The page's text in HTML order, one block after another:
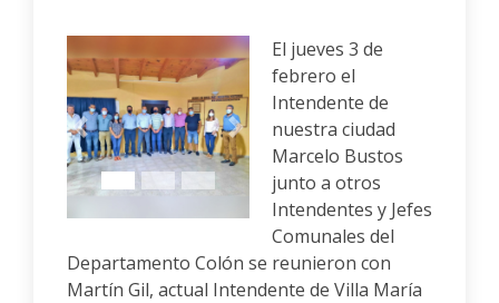
Anterior Siguiente
El jueves 3 de
febrero el
Intendente de
nuestra ciudad
Marcelo Bustos
junto a otros
Intendentes y Jefes
Comunales del
Departamento Colón se reunieron con
Martín Gil, actual Intendente de Villa María